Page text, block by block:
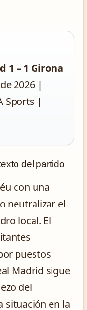
1 – 1 Girona
2026 |
Sports |
del partido
con una
neutralizar el
local. El
puestos
Madrid sigue
del
situación en la